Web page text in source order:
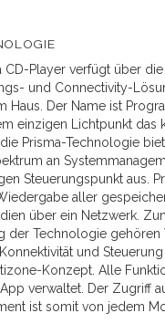
CD-Player verfügt über
und Connectivity-
Haus. Der Name ist
einzigen Lichtpunkt das
Prisma-Technologie
an
Steuerungspunkt aus.
aller
über ein Netzwerk.
der Technologie gehören
und
Konzept. Alle
verwaltet. Der Zugriff
ist somit von jedem